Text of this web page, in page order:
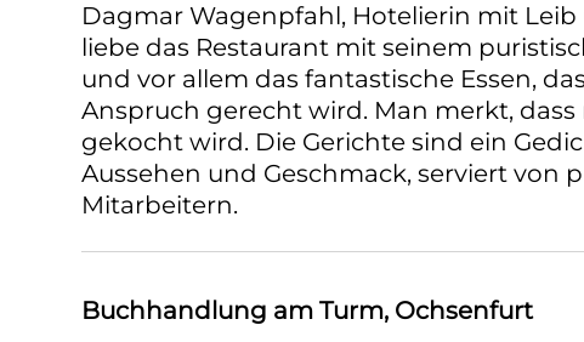
Dagmar Wagenpfahl, Hotelierin mit Leib
liebe das Restaurant mit seinem
und vor allem das fantastische Essen,
Anspruch gerecht wird. Man merkt, dass
gekocht wird. Die Gerichte sind ein
Aussehen und Geschmack, serviert von
Mitarbeitern.
Buchhandlung am Turm, Ochsenfurt